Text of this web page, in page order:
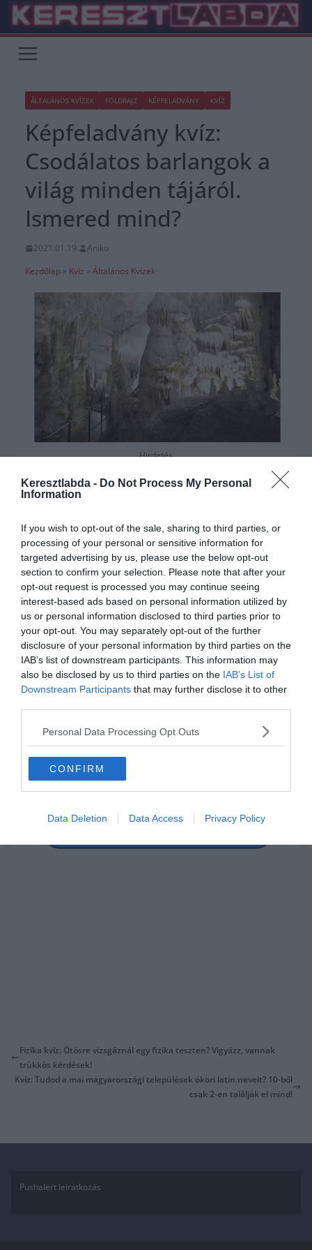
Keresztlabda - Do Not Process My Personal
Information
If you wish to opt-out of the sale, sharing to third parties, or
processing of your personal or sensitive information for
targeted advertising by us, please use the below opt-out
section to confirm your selection. Please note that after your
opt-out request is processed you may continue seeing
interest-based ads based on personal information utilized by
us or personal information disclosed to third parties prior to
your opt-out. You may separately opt-out of the further
disclosure of your personal information by third parties on the
IAB’s list of downstream participants. This information may
also be disclosed by us to third parties on the IAB’s List of
Downstream Participants that may further disclose it to other
Personal Data Processing Opt Outs
CONFIRM
Data Deletion Data Access Privacy Policy
Skip
content
ÁLTALÁNOS KVÍZEK FÖLDRAJZ KÉPFELADVÁNY KVÍZ
Képfeladvány kvíz:
Csodálatos barlangok a
világ minden tájáról.
Ismered mind?
2021.01.19.
Aniko
Kezdőlap » Kvíz » Általános Kvízek
Hirdetés
[onionbuzz quizid=369][/onionbuzz]
Ha érdekelnek további kvízekittmegtalálod őket, illetve
csatlakozhatszFacebookcsoportunkhoz is.
eredményedet.
Van saját kvíz ötleted? Akkor
Képek forrása:Pixabay
Fizika kvíz: Ötösre vizsgáznál egy fizika teszten? Vigyázz, vannak
trükkös kérdések!
Kvíz: Tudod a mai magyarországi települések ókori latin neveit? 10-ből
csak 2-en találják el mind!
Pushalert leíratkozás